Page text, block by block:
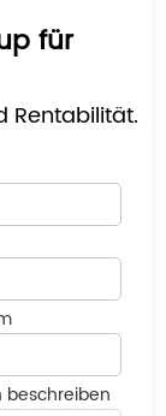
für
Rentabilität.
beschreiben